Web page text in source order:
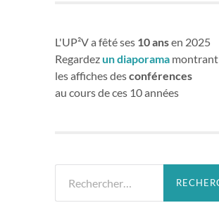
L'UP²V a fêté ses 10 ansen 2025
Regardezun diaporama montrant
les affiches desconférences
au cours de ces 10 années